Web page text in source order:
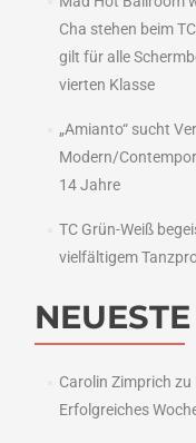
Cha stehen beim
gilt für alle
vierten Klasse
„Amianto“ sucht
Modern/
14 Jahre
TC Grün-Weiß
vielfältigem
Carolin Zimprich zu
Erfolgreiches